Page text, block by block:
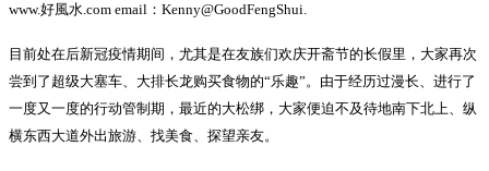
www.好風水.com email：Kenny@GoodFengShui.
目前处在后新冠疫情期间，尤其是在友族们欢庆开斋节的长假里，大家再次
尝到了超级大塞车、大排长龙购买食物的“乐趣”。由于经历过漫长、进行了
一度又一度的行动管制期，最近的大松绑，大家便迫不及待地南下北上、纵
横东西大道外出旅游、找美食、探望亲友。